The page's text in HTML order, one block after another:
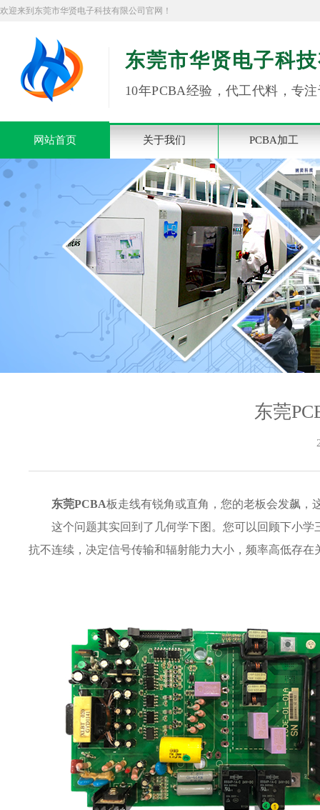
欢迎来到东莞市华贤电子科技有限公司官网！
东莞市华贤电子科
10年PCBA经验，代工代料，专
网站首页 关于我们 PCBA加工
东莞
东莞PCBA板走线有锐角或直角，您的老板会发飙，
这个问题其实回到了几何学下图。您可以回顾下小
抗不连续，决定信号传输和辐射能力大小，频率高低存在